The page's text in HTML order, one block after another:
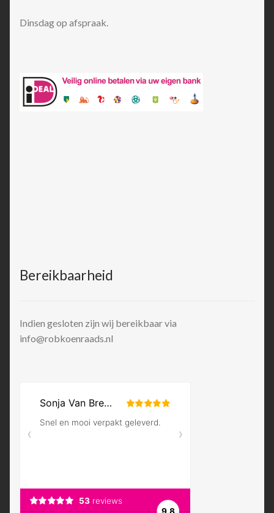
Dinsdag op afspraak.
Bereikbaarheid
Indien gesloten zijn wij bereikbaar via
info@robkoenraads.nl